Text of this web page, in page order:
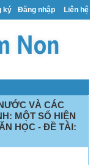
ký Đăng nhập Liên hệ
VÀ CÁC
MỘT SỐ HIỆN
HỌC - ĐỀ TÀI: